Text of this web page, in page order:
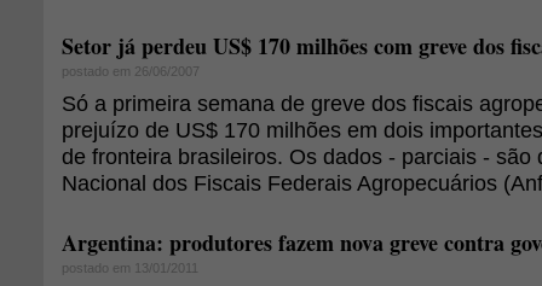
Setor já perdeu US$ 170 milhões com greve dos
postado em 26/06/2007
Só a primeira semana de greve dos fiscais
prejuízo de US$ 170 milhões em dois
de fronteira brasileiros. Os dados - parciais - são
Nacional dos Fiscais Federais Agropecuários
Argentina: produtores fazem nova greve contra
postado em 13/01/2011